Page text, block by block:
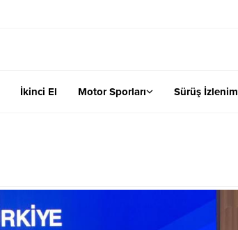
İkinci El Motor Sporları Sürüş